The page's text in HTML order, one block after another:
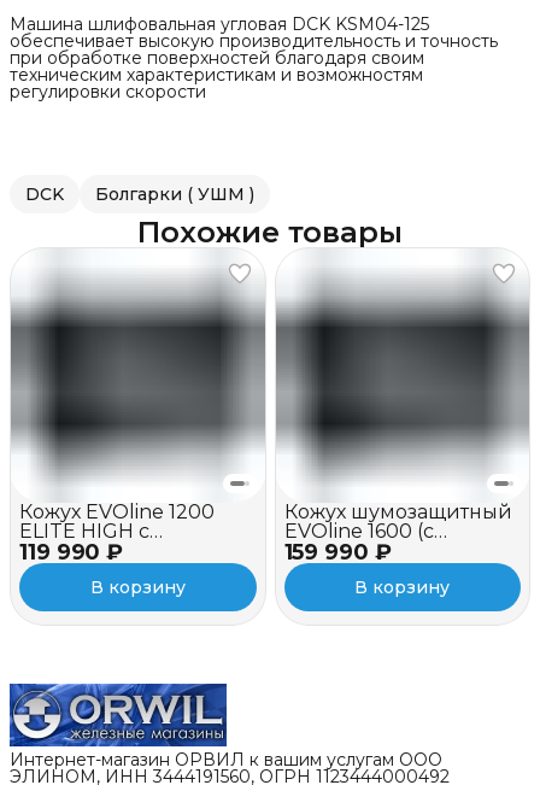
Машина шлифовальная угловая DCK KSM04-125
обеспечивает высокую производительность и точность
при обработке поверхностей благодаря своим
техническим характеристикам и возможностям
регулировки скорости
DCK Болгарки ( УШМ )
Похожие товары
119 990 ₽
Кожух EVOline 1200
ELITE HIGH c
вентилятором
В корзину
159 990 ₽
Кожух шумозащитный
EVOline 1600 (c
вентилятором)
В корзину
Интернет-магазин ОРВИЛ к вашим услугам ООО
ЭЛИНОМ, ИНН 3444191560, ОГРН 1123444000492